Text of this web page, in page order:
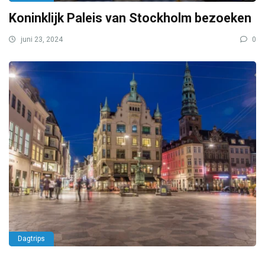
Koninklijk Paleis van Stockholm bezoeken
juni 23, 2024 0
Dagtrips